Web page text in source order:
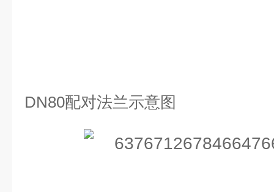
DN80配对法兰示意图